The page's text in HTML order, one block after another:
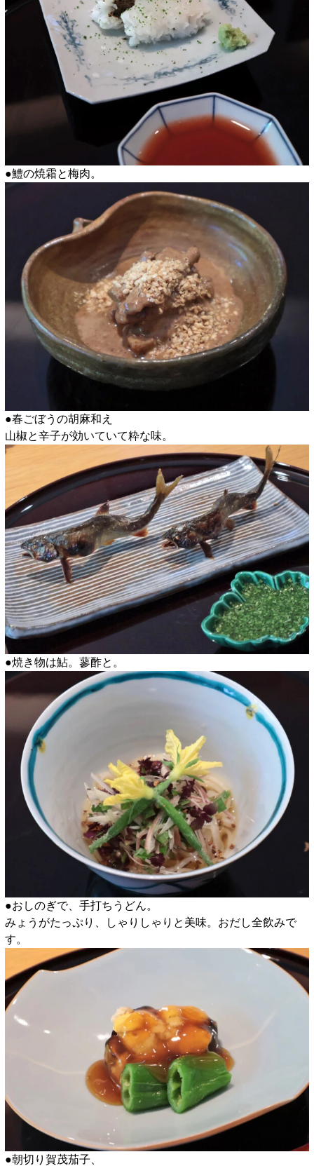
●鱧の焼霜と梅肉。
●春ごぼうの胡麻和え
山椒と辛子が効いていて粋な味。
●焼き物は鮎。蓼酢と。
●おしのぎで、手打ちうどん。
みょうがたっぷり、しゃりしゃりと美味。おだし全飲みで
す。
●朝切り賀茂茄子、